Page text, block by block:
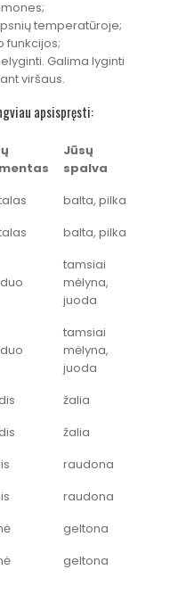
temperatūroje;
funkcijos;
Galima lyginti
viršaus.
apsispręsti:
Jūsų
spalva
balta, pilka
balta, pilka
tamsiai
mėlyna,
juoda
tamsiai
mėlyna,
juoda
žalia
žalia
raudona
raudona
geltona
geltona